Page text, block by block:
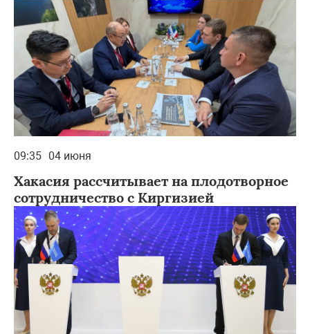
09:35 04 июня
Хакасия рассчитывает на плодотворное
сотрудничество с Киргизией